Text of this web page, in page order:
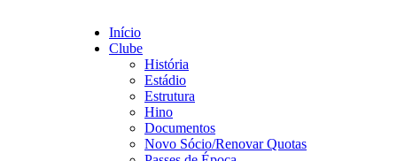
Início
Clube
História
Estádio
Estrutura
Hino
Documentos
Novo Sócio/Renovar Quotas